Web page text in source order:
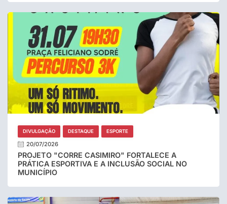
DIVULGAÇÃO DESTAQUE ESPORTE
20/07/2026
PROJETO "CORRE CASIMIRO" FORTALECE A
PRÁTICA ESPORTIVA E A INCLUSÃO SOCIAL NO
MUNICÍPIO